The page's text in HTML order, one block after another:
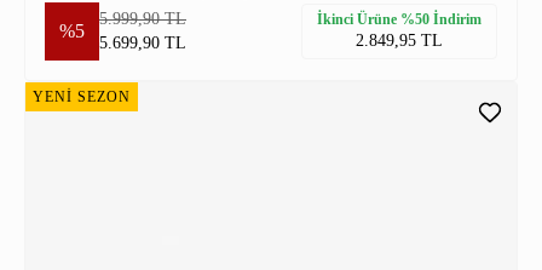
%5
5.999,90 TL
5.699,90 TL
İkinci Ürüne %50 İndirim
2.849,95 TL
YENİ SEZON